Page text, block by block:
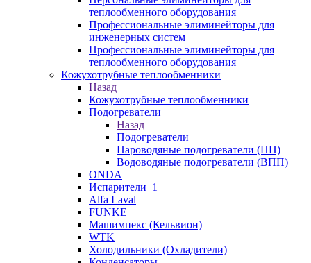
теплообменного оборудования
Профессиональные элиминейторы для
инженерных систем
Профессиональные элиминейторы для
теплообменного оборудования
Кожухотрубные теплообменники
Назад
Кожухотрубные теплообменники
Подогреватели
Назад
Подогреватели
Пароводяные подогреватели (ПП)
Водоводяные подогреватели (ВПП)
ONDA
Испарители_1
Alfa Laval
FUNKE
Машимпекс (Кельвион)
WTK
Холодильники (Охладители)